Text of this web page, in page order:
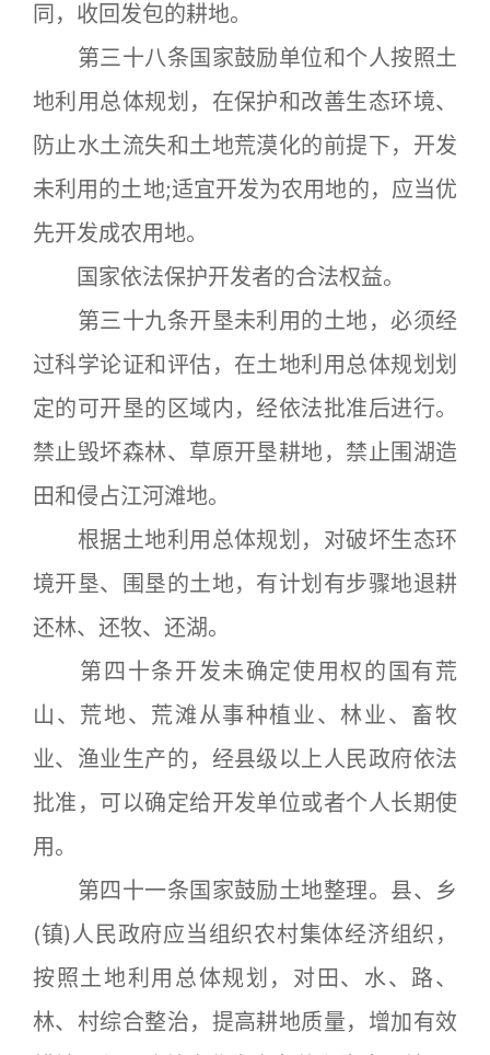
同，收回发包的耕地。
第三十八条国家鼓励单位和个人按照土
地利用总体规划，在保护和改善生态环境、
防止水土流失和土地荒漠化的前提下，开发
未利用的土地;适宜开发为农用地的，应当优
先开发成农用地。
国家依法保护开发者的合法权益。
第三十九条开垦未利用的土地，必须经
过科学论证和评估，在土地利用总体规划划
定的可开垦的区域内，经依法批准后进行。
禁止毁坏森林、草原开垦耕地，禁止围湖造
田和侵占江河滩地。
根据土地利用总体规划，对破坏生态环
境开垦、围垦的土地，有计划有步骤地退耕
还林、还牧、还湖。
第四十条开发未确定使用权的国有荒
山、荒地、荒滩从事种植业、林业、畜牧
业、渔业生产的，经县级以上人民政府依法
批准，可以确定给开发单位或者个人长期使
用。
第四十一条国家鼓励土地整理。县、乡
(镇)人民政府应当组织农村集体经济组织，
按照土地利用总体规划，对田、水、路、
林、村综合整治，提高耕地质量，增加有效